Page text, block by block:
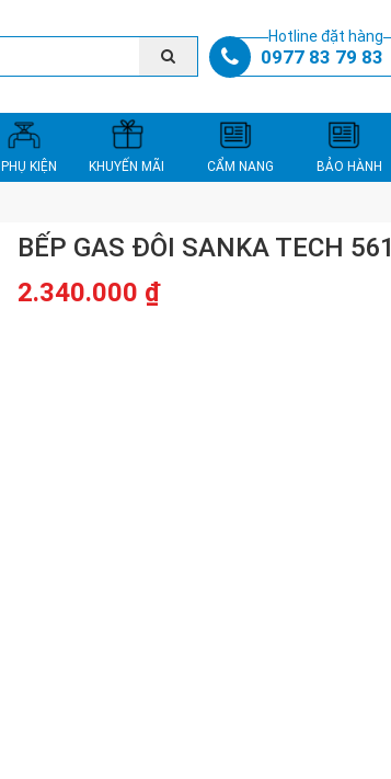
Hotline đặt hàng
0977 83 79 83
PHỤ KIỆN KHUYẾN MÃI CẨM NANG BẢO HÀNH
BẾP GAS ĐÔI SANKA TECH 561
2.340.000 ₫